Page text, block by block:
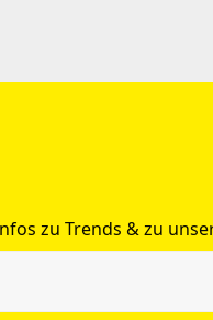
zu Trends & zu